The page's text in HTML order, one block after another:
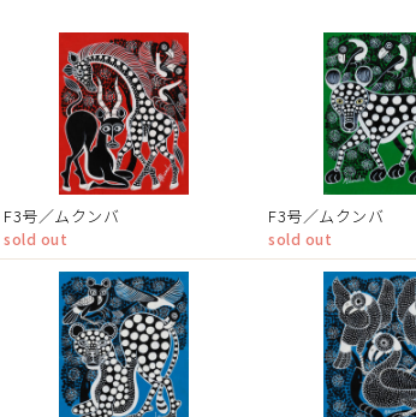
F3号／ムクンバ
sold out
F3号／ムクンバ
sold out